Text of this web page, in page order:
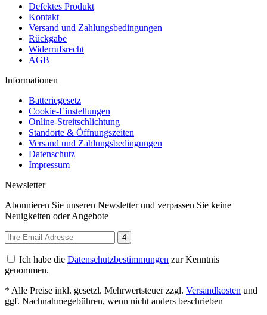
Defektes Produkt
Kontakt
Versand und Zahlungsbedingungen
Rückgabe
Widerrufsrecht
AGB
Informationen
Batteriegesetz
Cookie-Einstellungen
Online-Streitschlichtung
Standorte & Öffnungszeiten
Versand und Zahlungsbedingungen
Datenschutz
Impressum
Newsletter
Abonnieren Sie unseren Newsletter und verpassen Sie keine
Neuigkeiten oder Angebote
4
Ich habe die Datenschutzbestimmungen zur Kenntnis
genommen.
* Alle Preise inkl. gesetzl. Mehrwertsteuer zzgl. Versandkosten und
ggf. Nachnahmegebühren, wenn nicht anders beschrieben